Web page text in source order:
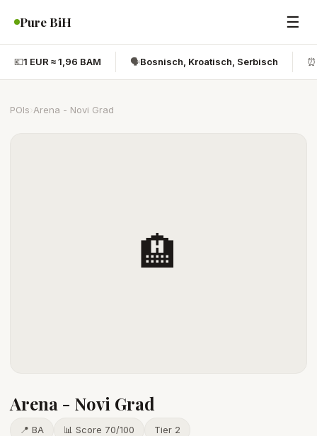
Pure BiH ☰
💶1 EUR ≈ 1,96 BAM 🗣️Bosnisch, Kroatisch, Serbisch ⏰
POIs Arena - Novi Grad
🏨
Arena - Novi Grad
📍 BA 📊 Score 70/100 Tier 2